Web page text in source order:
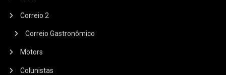
Correio 2
Correio Gastronômico
Motors
Colunistas